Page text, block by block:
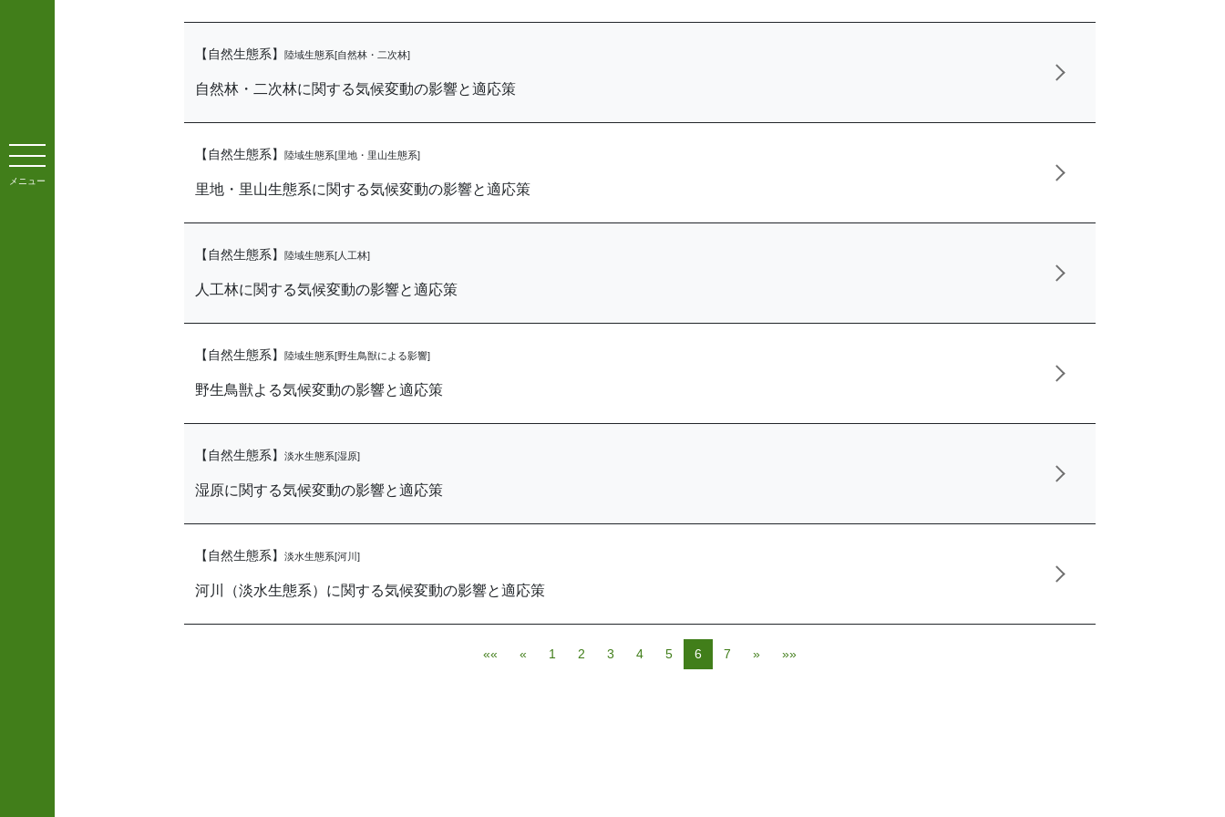
メニュー
【自然生態系】 陸域生態系[自然林・二次林]
自然林・二次林に関する気候変動の影響と適応策
【自然生態系】 陸域生態系[里地・里山生態系]
里地・里山生態系に関する気候変動の影響と適応策
【自然生態系】 陸域生態系[人工林]
人工林に関する気候変動の影響と適応策
【自然生態系】 陸域生態系[野生鳥獣による影響]
野生鳥獣よる気候変動の影響と適応策
【自然生態系】 淡水生態系[湿原]
湿原に関する気候変動の影響と適応策
【自然生態系】 淡水生態系[河川]
河川（淡水生態系）に関する気候変動の影響と適応策
«« « 1 2 3 4 5 6 7 » »»